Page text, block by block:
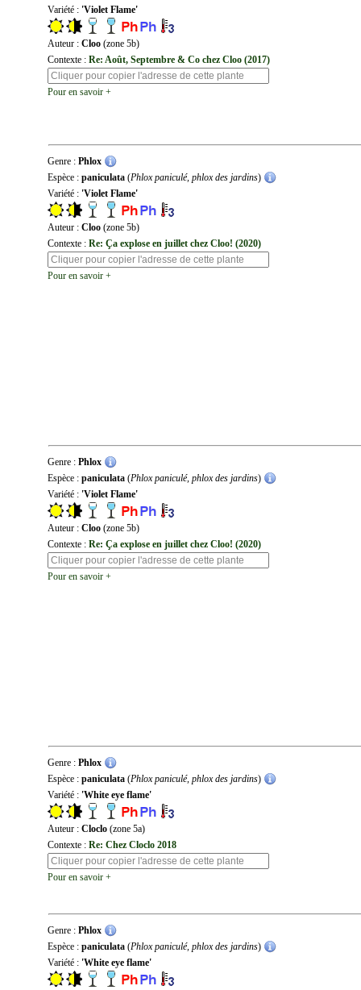
Variété : 'Violet Flame'
Auteur : Cloo (zone 5b)
Contexte : Re: Août, Septembre & Co chez Cloo (2017)
Pour en savoir +
Genre : Phlox
Espèce : paniculata (Phlox paniculé, phlox des jardins)
Variété : 'Violet Flame'
Auteur : Cloo (zone 5b)
Contexte : Re: Ça explose en juillet chez Cloo! (2020)
Pour en savoir +
Genre : Phlox
Espèce : paniculata (Phlox paniculé, phlox des jardins)
Variété : 'Violet Flame'
Auteur : Cloo (zone 5b)
Contexte : Re: Ça explose en juillet chez Cloo! (2020)
Pour en savoir +
Genre : Phlox
Espèce : paniculata (Phlox paniculé, phlox des jardins)
Variété : 'White eye flame'
Auteur : Cloclo (zone 5a)
Contexte : Re: Chez Cloclo 2018
Pour en savoir +
Genre : Phlox
Espèce : paniculata (Phlox paniculé, phlox des jardins)
Variété : 'White eye flame'